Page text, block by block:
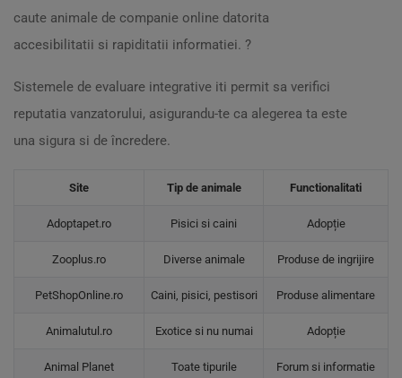
caute animale de companie online datorita
accesibilitatii si rapiditatii informatiei. ?
Sistemele de evaluare integrative iti permit sa verifici
reputatia vanzatorului, asigurandu-te ca alegerea ta este
una sigura si de încredere.
Site Tip de animale Functionalitati
Adoptapet.ro Pisici si caini Adopție
Zooplus.ro Diverse animale Produse de ingrijire
PetShopOnline.ro Caini, pisici, pestisori Produse alimentare
Animalutul.ro Exotice si nu numai Adopție
Animal Planet Toate tipurile Forum si informatie